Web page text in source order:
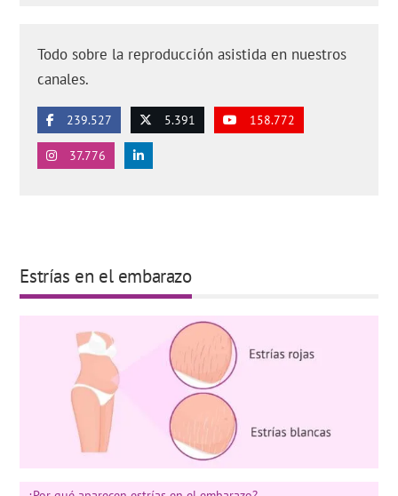
Todo sobre la reproducción asistida en nuestros
canales.
239.527 5.391 158.772
37.776
Estrías en el embarazo